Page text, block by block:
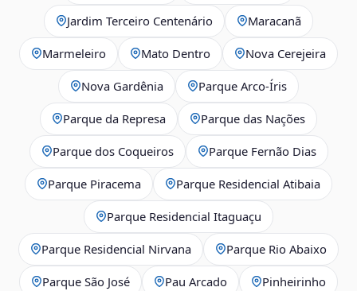
Jardim Terceiro Centenário Maracanã
Marmeleiro Mato Dentro Nova Cerejeira
Nova Gardênia Parque Arco-Íris
Parque da Represa Parque das Nações
Parque dos Coqueiros Parque Fernão Dias
Parque Piracema Parque Residencial Atibaia
Parque Residencial Itaguaçu
Parque Residencial Nirvana Parque Rio Abaixo
Parque São José Pau Arcado Pinheirinho